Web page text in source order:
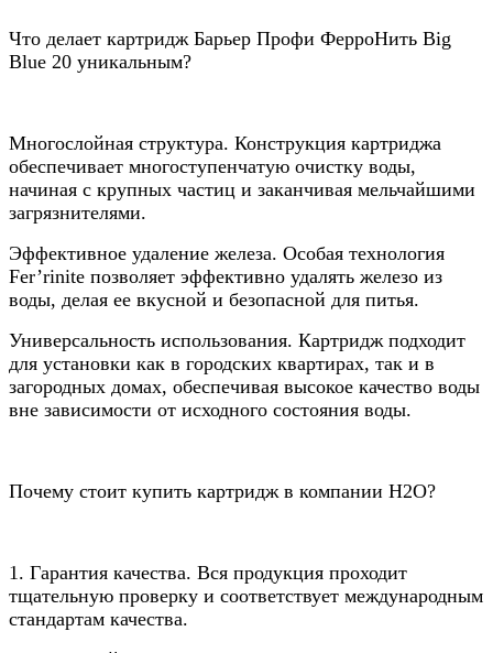
Что делает картридж Барьер Профи ФерроНить Big
Blue 20 уникальным?
Многослойная структура. Конструкция картриджа
обеспечивает многоступенчатую очистку воды,
начиная с крупных частиц и заканчивая мельчайшими
загрязнителями.
Эффективное удаление железа. Особая технология
Fer’rinite позволяет эффективно удалять железо из
воды, делая ее вкусной и безопасной для питья.
Универсальность использования. Картридж подходит
для установки как в городских квартирах, так и в
загородных домах, обеспечивая высокое качество воды
вне зависимости от исходного состояния воды.
Почему стоит купить картридж в компании Н2О?
1. Гарантия качества. Вся продукция проходит
тщательную проверку и соответствует международным
стандартам качества.